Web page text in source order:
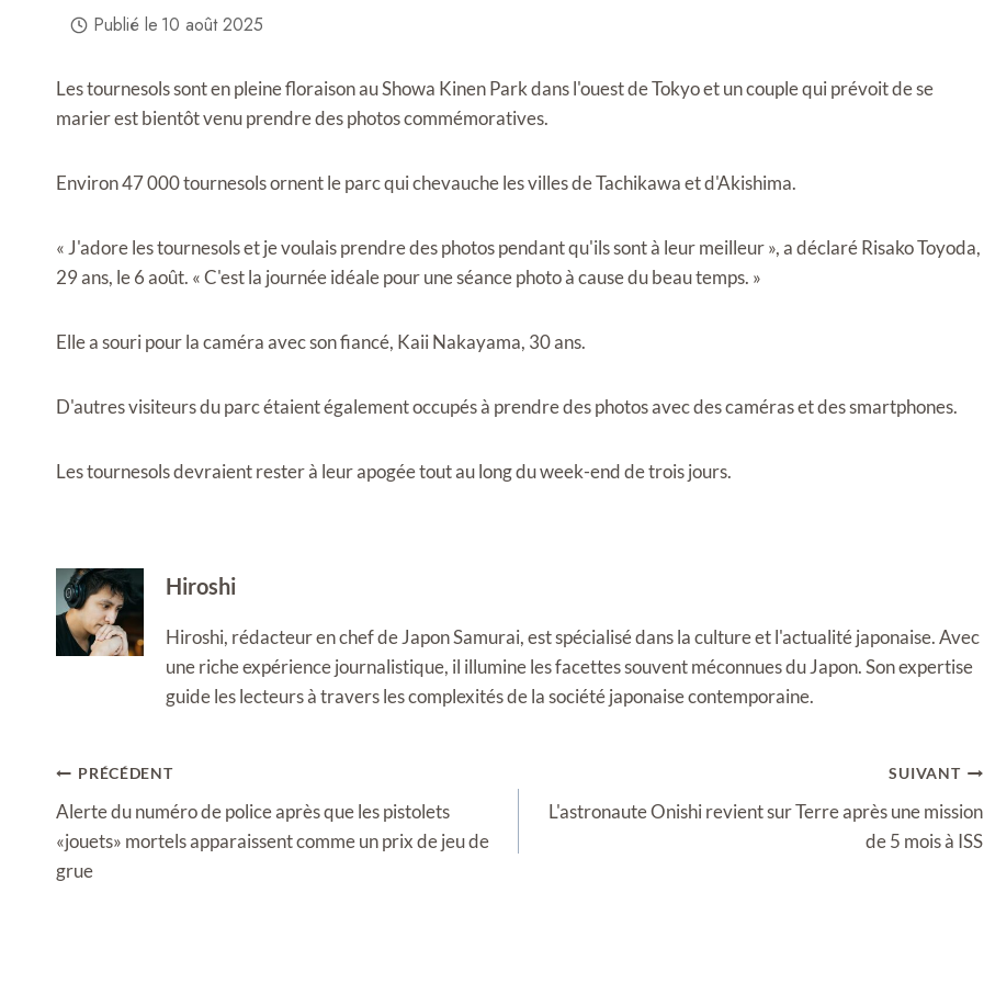
Publié le 10 août 2025
Les tournesols sont en pleine floraison au Showa Kinen Park dans l'ouest de Tokyo et un couple qui prévoit de se
marier est bientôt venu prendre des photos commémoratives.
Environ 47 000 tournesols ornent le parc qui chevauche les villes de Tachikawa et d'Akishima.
« J'adore les tournesols et je voulais prendre des photos pendant qu'ils sont à leur meilleur », a déclaré Risako Toyoda,
29 ans, le 6 août. « C'est la journée idéale pour une séance photo à cause du beau temps. »
Elle a souri pour la caméra avec son fiancé, Kaii Nakayama, 30 ans.
D'autres visiteurs du parc étaient également occupés à prendre des photos avec des caméras et des smartphones.
Les tournesols devraient rester à leur apogée tout au long du week-end de trois jours.
Hiroshi
Hiroshi, rédacteur en chef de Japon Samurai, est spécialisé dans la culture et l'actualité japonaise. Avec
une riche expérience journalistique, il illumine les facettes souvent méconnues du Japon. Son expertise
guide les lecteurs à travers les complexités de la société japonaise contemporaine.
Navigation
de
l’article
PRÉCÉDENT
Alerte du numéro de police après que les pistolets
«jouets» mortels apparaissent comme un prix de jeu de
grue
SUIVANT
L'astronaute Onishi revient sur Terre après une mission
de 5 mois à ISS